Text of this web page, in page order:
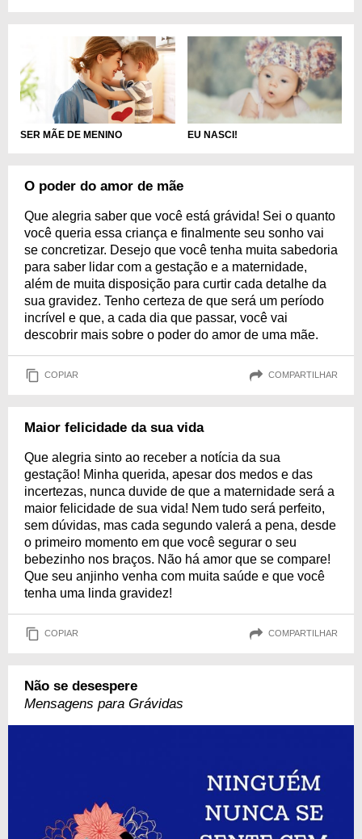
SER MÃE DE MENINO EU NASCI!
O poder do amor de mãe
Que alegria saber que você está grávida! Sei o quanto
você queria essa criança e finalmente seu sonho vai
se concretizar. Desejo que você tenha muita sabedoria
para saber lidar com a gestação e a maternidade,
além de muita disposição para curtir cada detalhe da
sua gravidez. Tenho certeza de que será um período
incrível e que, a cada dia que passar, você vai
descobrir mais sobre o poder do amor de uma mãe.
COPIAR COMPARTILHAR
Maior felicidade da sua vida
Que alegria sinto ao receber a notícia da sua
gestação! Minha querida, apesar dos medos e das
incertezas, nunca duvide de que a maternidade será a
maior felicidade de sua vida! Nem tudo será perfeito,
sem dúvidas, mas cada segundo valerá a pena, desde
o primeiro momento em que você segurar o seu
bebezinho nos braços. Não há amor que se compare!
Que seu anjinho venha com muita saúde e que você
tenha uma linda gravidez!
COPIAR COMPARTILHAR
Não se desespere
Mensagens para Grávidas